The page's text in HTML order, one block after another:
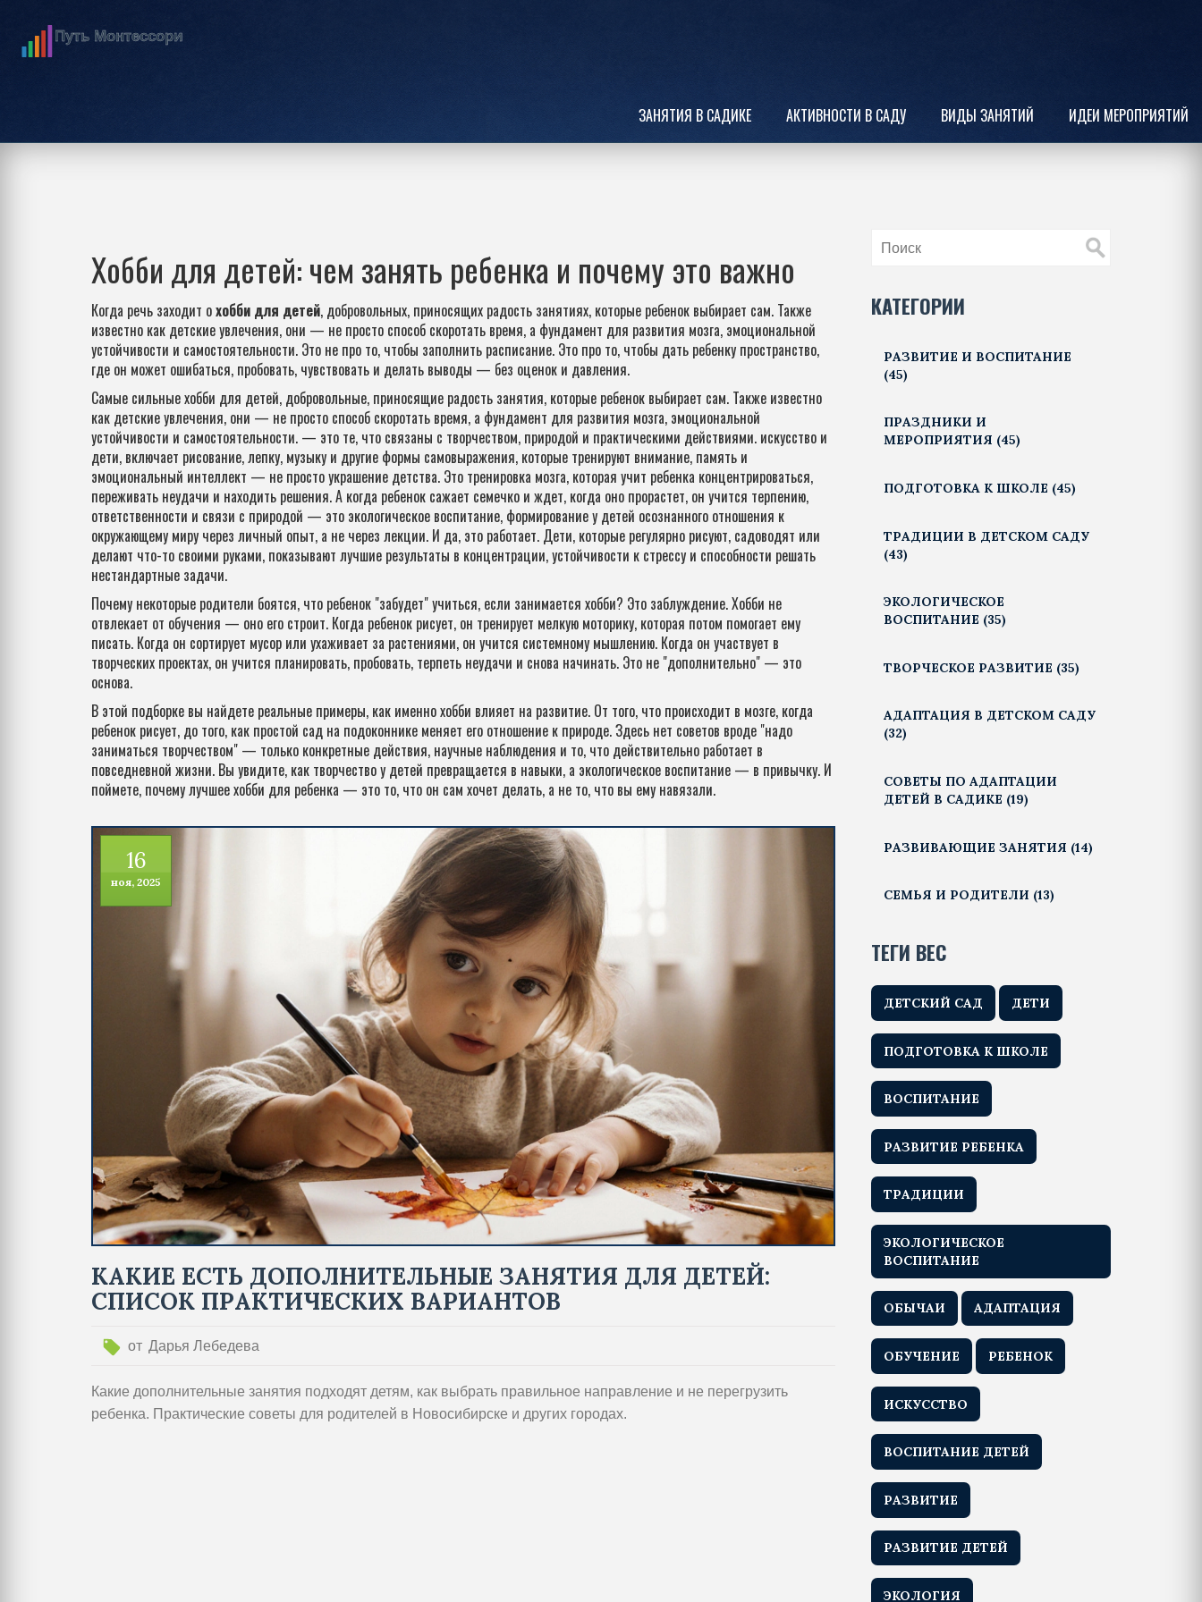
ЗАНЯТИЯ В САДИКЕ АКТИВНОСТИ В САДУ ВИДЫ ЗАНЯТИЙ ИДЕИ МЕРОПРИЯТИЙ
Хобби для детей: чем занять ребенка и почему это важно
Когда речь заходит охобби для детей, добровольных, приносящих радость занятиях, которые ребенок выбирает сам. Также
известно как детские увлечения, они — не просто способ скоротать время, а фундамент для развития мозга, эмоциональной
устойчивости и самостоятельности. Это не про то, чтобы заполнить расписание. Это про то, чтобы дать ребенку пространство,
где он может ошибаться, пробовать, чувствовать и делать выводы — без оценок и давления.
Самые сильныехобби для детей, добровольные, приносящие радость занятия, которые ребенок выбирает сам. Также известно
как детские увлечения, они — не просто способ скоротать время, а фундамент для развития мозга, эмоциональной
устойчивости и самостоятельности. — это те, что связаны с творчеством, природой и практическими действиями. искусство и
дети, включает рисование, лепку, музыку и другие формы самовыражения, которые тренируют внимание, память и
эмоциональный интеллект — не просто украшение детства. Это тренировка мозга, которая учит ребенка концентрироваться,
переживать неудачи и находить решения. А когда ребенок сажает семечко и ждет, когда оно прорастет, он учится терпению,
ответственности и связи с природой — это экологическое воспитание, формирование у детей осознанного отношения к
окружающему миру через личный опыт, а не через лекции. И да, это работает. Дети, которые регулярно рисуют, садоводят или
делают что-то своими руками, показывают лучшие результаты в концентрации, устойчивости к стрессу и способности решать
нестандартные задачи.
Почему некоторые родители боятся, что ребенок "забудет" учиться, если занимается хобби? Это заблуждение. Хобби не
отвлекает от обучения — оно его строит. Когда ребенок рисует, он тренирует мелкую моторику, которая потом помогает ему
писать. Когда он сортирует мусор или ухаживает за растениями, он учится системному мышлению. Когда он участвует в
творческих проектах, он учится планировать, пробовать, терпеть неудачи и снова начинать. Это не "дополнительно" — это
основа.
В этой подборке вы найдете реальные примеры, как именно хобби влияет на развитие. От того, что происходит в мозге, когда
ребенок рисует, до того, как простой сад на подоконнике меняет его отношение к природе. Здесь нет советов вроде "надо
заниматься творчеством" — только конкретные действия, научные наблюдения и то, что действительно работает в
повседневной жизни. Вы увидите, как творчество у детей превращается в навыки, а экологическое воспитание — в привычку. И
поймете, почему лучшее хобби для ребенка — это то, что он сам хочет делать, а не то, что вы ему навязали.
16
ноя, 2025
КАКИЕ ЕСТЬ ДОПОЛНИТЕЛЬНЫЕ ЗАНЯТИЯ ДЛЯ ДЕТЕЙ:
СПИСОК ПРАКТИЧЕСКИХ ВАРИАНТОВ
от Дарья Лебедева
Какие дополнительные занятия подходят детям, как выбрать правильное направление и не перегрузить
ребенка. Практические советы для родителей в Новосибирске и других городах.
КАТЕГОРИИ
РАЗВИТИЕ И ВОСПИТАНИЕ
(45)
ПРАЗДНИКИ И
МЕРОПРИЯТИЯ (45)
ПОДГОТОВКА К ШКОЛЕ (45)
ТРАДИЦИИ В ДЕТСКОМ САДУ
(43)
ЭКОЛОГИЧЕСКОЕ
ВОСПИТАНИЕ (35)
ТВОРЧЕСКОЕ РАЗВИТИЕ (35)
АДАПТАЦИЯ В ДЕТСКОМ САДУ
(32)
СОВЕТЫ ПО АДАПТАЦИИ
ДЕТЕЙ В САДИКЕ (19)
РАЗВИВАЮЩИЕ ЗАНЯТИЯ (14)
СЕМЬЯ И РОДИТЕЛИ (13)
ТЕГИ ВЕС
ДЕТСКИЙ САД ДЕТИ
ПОДГОТОВКА К ШКОЛЕ
ВОСПИТАНИЕ
РАЗВИТИЕ РЕБЕНКА
ТРАДИЦИИ
ЭКОЛОГИЧЕСКОЕ
ВОСПИТАНИЕ
ОБЫЧАИ АДАПТАЦИЯ
ОБУЧЕНИЕ РЕБЕНОК
ИСКУССТВО
ВОСПИТАНИЕ ДЕТЕЙ
РАЗВИТИЕ
РАЗВИТИЕ ДЕТЕЙ
ЭКОЛОГИЯ